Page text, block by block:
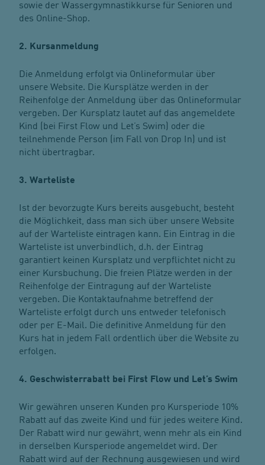
sowie der Wassergymnastikkurse für Senioren und
des Online-Shop.
2. Kursanmeldung
Die Anmeldung erfolgt via Onlineformular über
unsere Website. Die Kursplätze werden in der
Reihenfolge der Anmeldung über das Onlineformular
vergeben. Der Kursplatz lautet auf das angemeldete
Kind (bei First Flow und Let’s Swim) oder die
teilnehmende Person (im Fall von Drop In) und ist
nicht übertragbar.
3. Warteliste
Ist der bevorzugte Kurs bereits ausgebucht, besteht
die Möglichkeit, dass man sich über unsere Website
auf der Warteliste eintragen kann. Ein Eintrag in die
Warteliste ist unverbindlich, d.h. der Eintrag
garantiert keinen Kursplatz und verpflichtet nicht zu
einer Kursbuchung. Die freien Plätze werden in der
Reihenfolge der Eintragung auf der Warteliste
vergeben. Die Kontaktaufnahme betreffend der
Warteliste erfolgt durch uns entweder telefonisch
oder per E-Mail. Die definitive Anmeldung für den
Kurs hat in jedem Fall ordentlich über die Website zu
erfolgen.
4. Geschwisterrabatt bei First Flow und Let’s Swim
Wir gewähren unseren Kunden pro Kursperiode 10%
Rabatt auf das zweite Kind und für jedes weitere Kind.
Der Rabatt wird nur gewährt, wenn mehr als ein Kind
in derselben Kursperiode angemeldet wird. Der
Rabatt wird auf der Rechnung ausgewiesen und wird